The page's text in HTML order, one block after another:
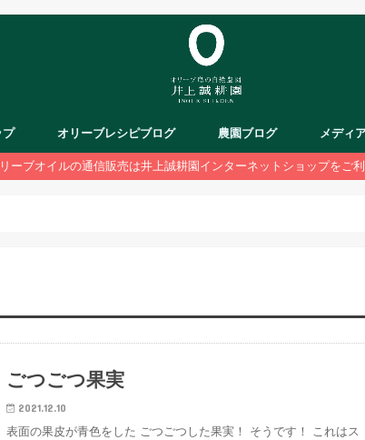
プ オリーブレシピブログ 農園ブログ メディ
ーブオイルの通信販売は井上誠耕園インターネットショップをご利
ごつごつ果実
2021.12.10
表面の果皮が青色をした ごつごつした果実！ そうです！ これはス